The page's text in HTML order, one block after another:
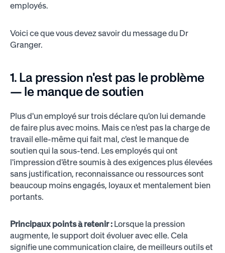
employés.
Voici ce que vous devez savoir du message du Dr
Granger.
1. La pression n'est pas le problème
— le manque de soutien
Plus d'un employé sur trois déclare qu'on lui demande
de faire plus avec moins. Mais ce n'est pas la charge de
travail elle-même qui fait mal, c'est le manque de
soutien qui la sous-tend. Les employés qui ont
l'impression d'être soumis à des exigences plus élevées
sans justification, reconnaissance ou ressources sont
beaucoup moins engagés, loyaux et mentalement bien
portants.
Principaux points à retenir :Lorsque la pression
augmente, le support doit évoluer avec elle. Cela
signifie une communication claire, de meilleurs outils et